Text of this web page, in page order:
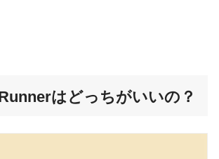
はどっちがいいの？